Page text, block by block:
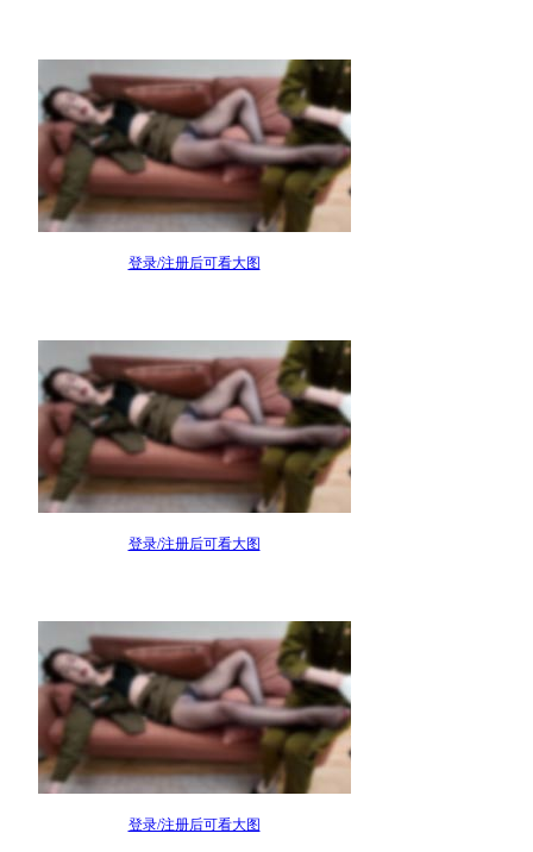
登录/注册后可看大图
登录/注册后可看大图
登录/注册后可看大图